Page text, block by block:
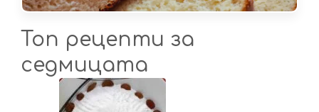
Топ рецепти за
седмицата